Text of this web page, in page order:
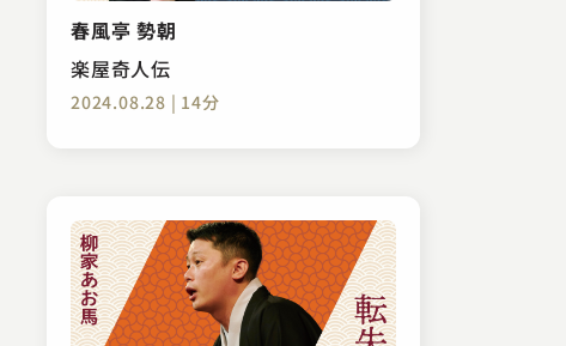
春風亭 勢朝
楽屋奇人伝
2024.08.28 | 14分